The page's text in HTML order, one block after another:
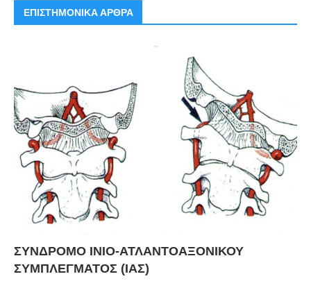
ΕΠΙΣΤΗΜΟΝΙΚΑ ΑΡΘΡΑ
ΣΥΝΔΡΟΜΟ ΙΝΙΟ-ΑΤΛΑΝΤΟΑΞΟΝΙΚΟΥ
ΣΥΜΠΛΕΓΜΑΤΟΣ (ΙΑΣ)